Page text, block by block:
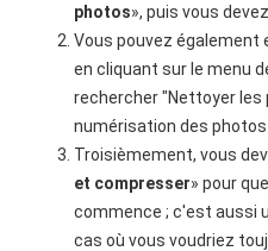
photos», puis vous
Vous pouvez également
en cliquant sur le menu
rechercher "Nettoyer les
numérisation des photos
Troisièmement, vous
et compresser» pour
commence ; c'est aussi
cas où vous voudriez